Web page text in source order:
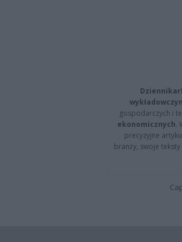
gospodarczych i
ekonomicznych.
precyzyjne
branży, swoje